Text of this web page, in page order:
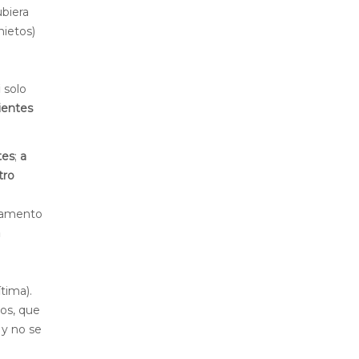
; a
que
no se